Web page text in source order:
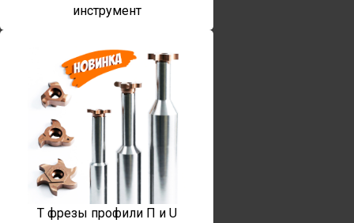
инструмент
T фрезы профили П и U